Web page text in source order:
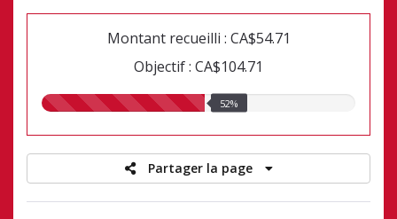
Montant recueilli : CA$54.71
Objectif : CA$104.71
52.00%
52%
Partager la page